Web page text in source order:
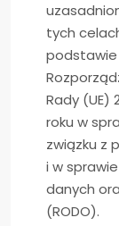
tych
podstawie
Rady (UE)
roku w
związku z
i w
danych
(RODO).